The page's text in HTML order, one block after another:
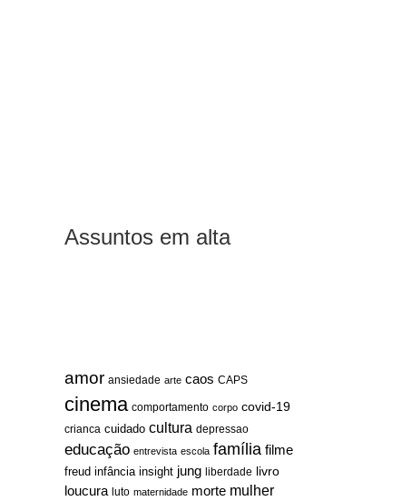
Assuntos em alta
amor ansiedade arte caos CAPS
cinema comportamento corpo covid-19
crianca cuidado cultura depressao
educação entrevista escola família filme
freud infância insight jung liberdade livro
loucura luto maternidade morte mulher